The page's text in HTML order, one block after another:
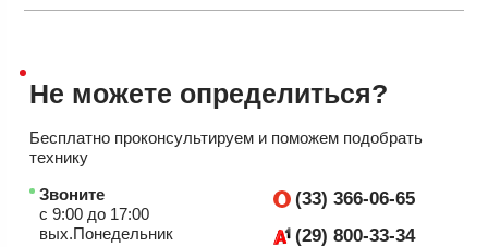
Не можете определиться?
Бесплатно проконсультируем и поможем подобрать
технику
Звоните
с 9:00 до 17:00
вых.Понедельник
(33) 366-06-65
(29) 800-33-34